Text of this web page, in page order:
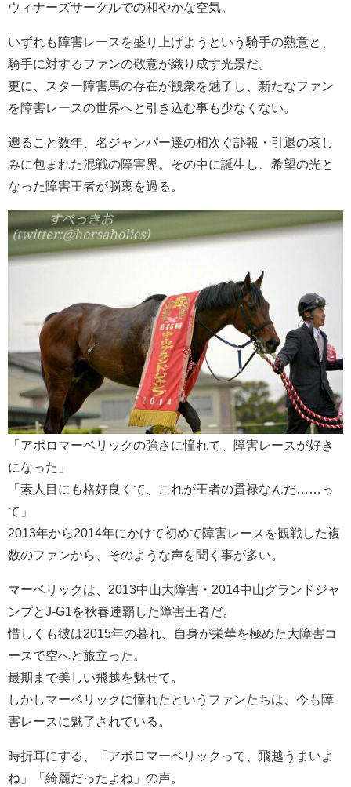
ウィナーズサークルでの和やかな空気。
いずれも障害レースを盛り上げようという騎手の熱意と、
騎手に対するファンの敬意が織り成す光景だ。
更に、スター障害馬の存在が観衆を魅了し、新たなファン
を障害レースの世界へと引き込む事も少なくない。
遡ること数年、名ジャンパー達の相次ぐ訃報・引退の哀し
みに包まれた混戦の障害界。その中に誕生し、希望の光と
なった障害王者が脳裏を過る。
「アポロマーベリックの強さに憧れて、障害レースが好き
になった」
「素人目にも格好良くて、これが王者の貫禄なんだ……っ
て」
2013年から2014年にかけて初めて障害レースを観戦した複
数のファンから、そのような声を聞く事が多い。
マーベリックは、2013中山大障害・2014中山グランドジャ
ンプとJ-G1を秋春連覇した障害王者だ。
惜しくも彼は2015年の暮れ、自身が栄華を極めた大障害コ
ースで空へと旅立った。
最期まで美しい飛越を魅せて。
しかしマーベリックに憧れたというファンたちは、今も障
害レースに魅了されている。
時折耳にする、「アポロマーベリックって、飛越うまいよ
ね」「綺麗だったよね」の声。